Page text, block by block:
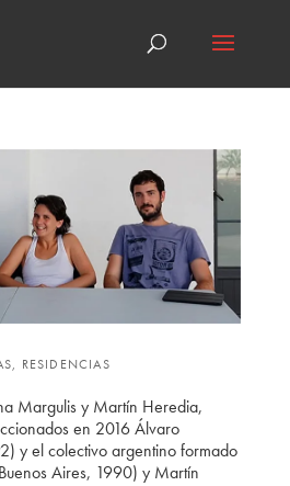
, RESIDENCIAS
Margulis y Martín Heredia,
en 2016 Álvaro
y el colectivo argentino formado
Aires, 1990) y Martín